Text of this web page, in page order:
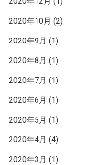
2020年10月 (2)
2020年9月 (1)
2020年8月 (1)
2020年7月 (1)
2020年6月 (1)
2020年5月 (1)
2020年4月 (4)
2020年3月 (1)